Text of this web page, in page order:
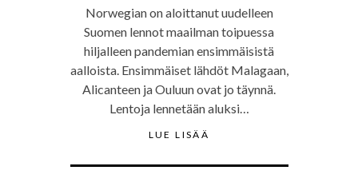
Norwegian on aloittanut uudelleen
Suomen lennot maailman toipuessa
hiljalleen pandemian ensimmäisistä
aalloista. Ensimmäiset lähdöt Malagaan,
Alicanteen ja Ouluun ovat jo täynnä.
Lentoja lennetään aluksi…
LUE LISÄÄ